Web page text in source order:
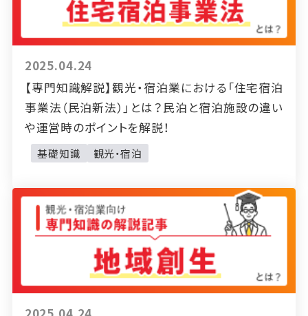
2025.04.24
【専門知識解説】観光・宿泊業における「住宅宿泊
事業法（民泊新法）」とは？民泊と宿泊施設の違い
や運営時のポイントを解説！
基礎知識 観光・宿泊